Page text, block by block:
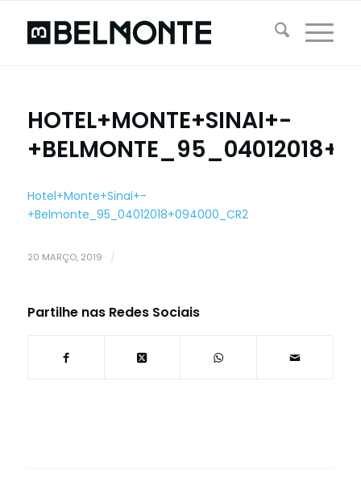
HOTEL+MONTE+SINAI+-
Hotel+Monte+Sinai+-
+Belmonte_95_04012018+094000_CR2
20 MARÇO, 2019 /
Partilhe nas Redes Sociais